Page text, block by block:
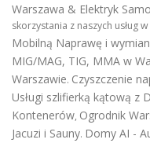
Warszawa & Elektryk
skorzystania z naszych usług
Mobilną Naprawę i
MIG/MAG, TIG, MMA w
Warszawie. Czyszczenie
Usługi szlifierką kątową z
Kontenerów, Ogrodnik
Jacuzi i Sauny. Domy AI -